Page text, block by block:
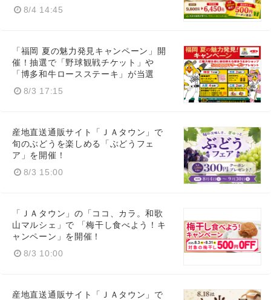
8/4 14:45
「福岡 夏の魅力発見キャンペーン」開
催！抽選で「野球観戦チケット」や
「博多和牛ロースステーキ」が当選
8/3 17:15
産地直送通販サイト「ＪＡタウン」で
旬のぶどうを楽しめる「ぶどうフェ
ア」を開催！
8/3 15:00
「ＪＡタウン」の「ココ、カラ。和歌
山マルシェ」で 「梅干し食べよう！キ
ャンペーン」を開催！
8/3 10:00
産地直送通販サイト「ＪＡタウン」で
Japanese